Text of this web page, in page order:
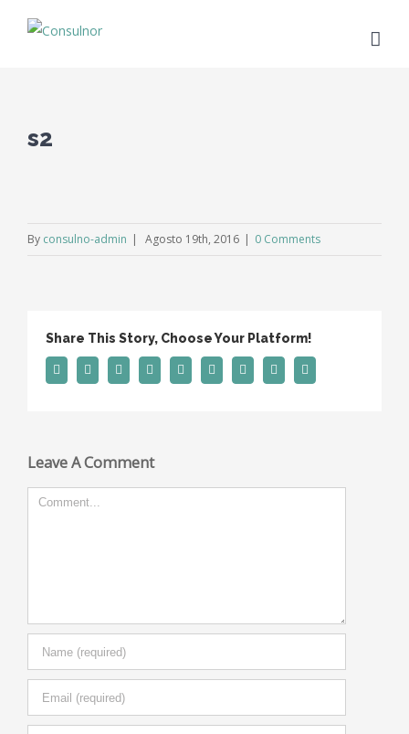
s2
By consulno-admin | Agosto 19th, 2016 | 0 Comments
Share This Story, Choose Your Platform!
FacebookTwitter LinkedinReddit Tumblr Google+Pinterest
Leave A Comment
Comment